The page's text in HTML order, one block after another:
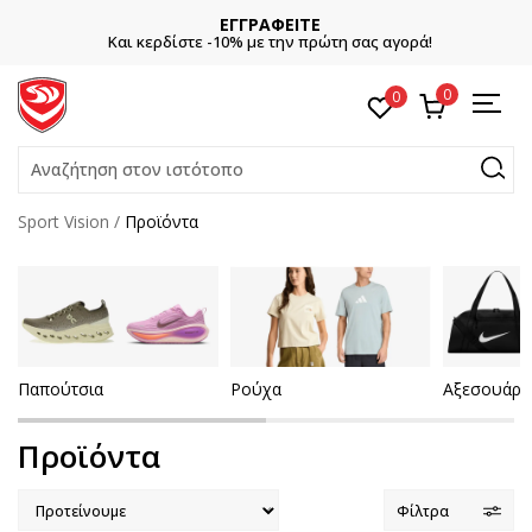
ΕΓΓΡΑΦΕΙΤΕ
Και κερδίστε -10% με την πρώτη σας αγορά!
0 0
Αναζήτηση στον ιστότοπο
Sport Vision Προϊόντα
Παπούτσια Ρούχα Αξεσουάρ
Προϊόντα
Φίλτρα